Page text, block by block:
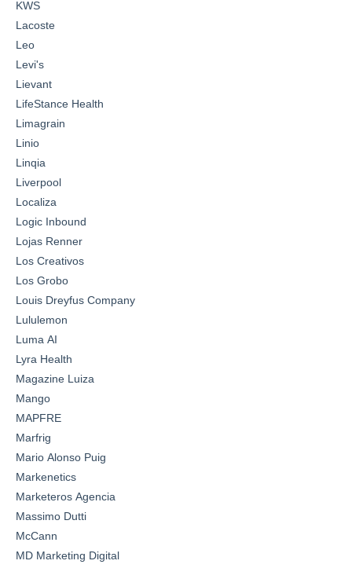
KWS
Lacoste
Leo
Levi's
Lievant
LifeStance Health
Limagrain
Linio
Linqia
Liverpool
Localiza
Logic Inbound
Lojas Renner
Los Creativos
Los Grobo
Louis Dreyfus Company
Lululemon
Luma AI
Lyra Health
Magazine Luiza
Mango
MAPFRE
Marfrig
Mario Alonso Puig
Markenetics
Marketeros Agencia
Massimo Dutti
McCann
MD Marketing Digital